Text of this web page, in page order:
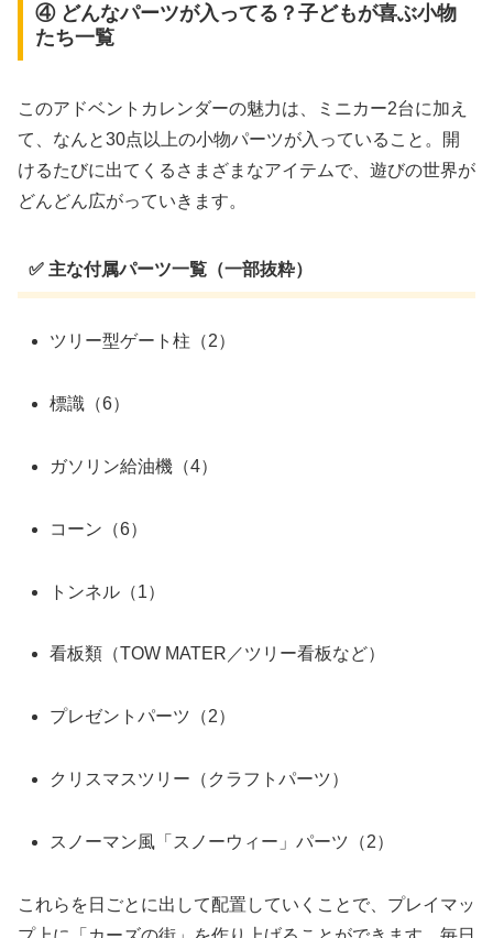
④ どんなパーツが入ってる？子どもが喜ぶ小物
たち一覧
このアドベントカレンダーの魅力は、ミニカー2台に加え
て、なんと30点以上の小物パーツが入っていること。開
けるたびに出てくるさまざまなアイテムで、遊びの世界が
どんどん広がっていきます。
✅ 主な付属パーツ一覧（一部抜粋）
ツリー型ゲート柱（2）
標識（6）
ガソリン給油機（4）
コーン（6）
トンネル（1）
看板類（TOW MATER／ツリー看板など）
プレゼントパーツ（2）
クリスマスツリー（クラフトパーツ）
スノーマン風「スノーウィー」パーツ（2）
これらを日ごとに出して配置していくことで、プレイマッ